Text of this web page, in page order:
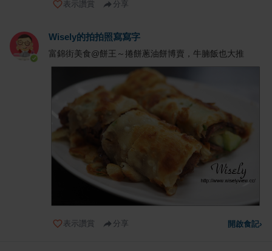
表示讚賞 分享
Wisely的拍拍照寫寫字
富錦街美食@餅王～捲餅蔥油餅博賣，牛腩飯也大推
表示讚賞 分享 開啟食記›